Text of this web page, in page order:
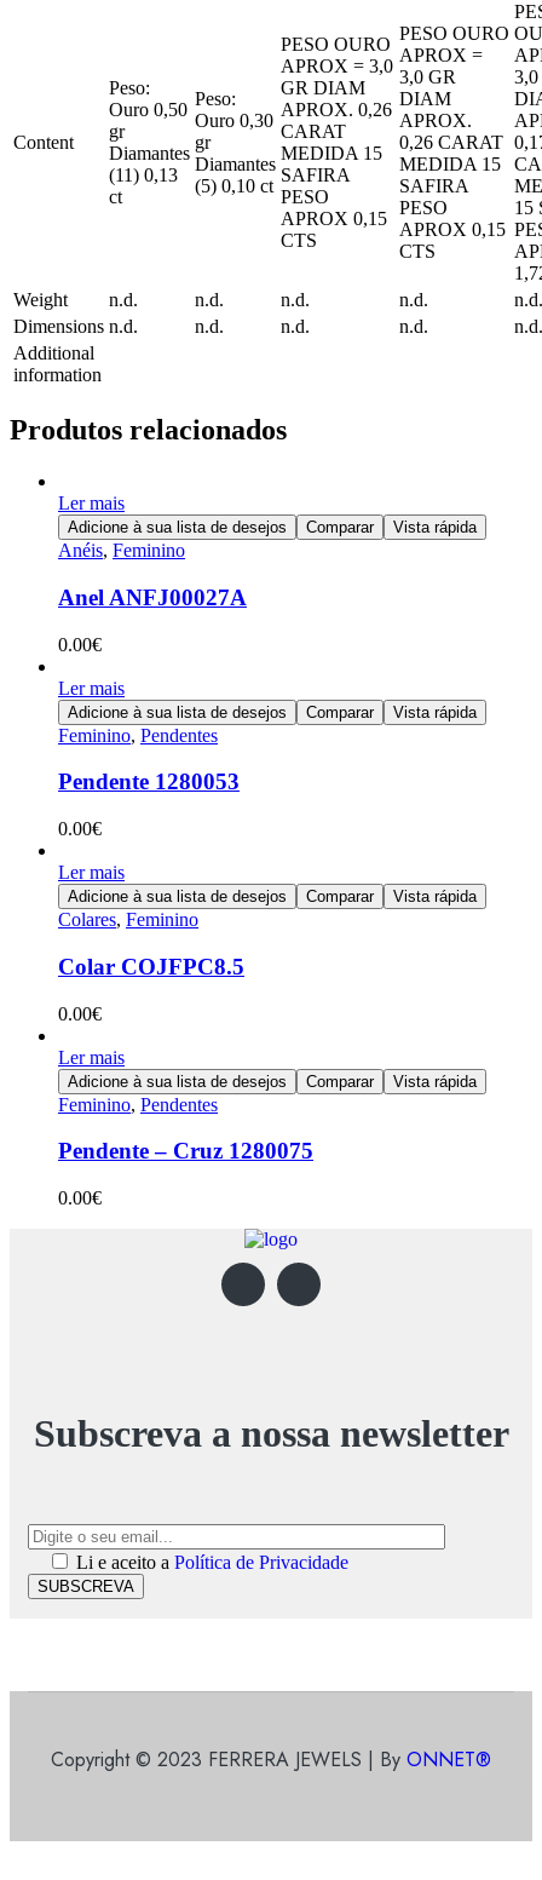
Content
Peso:
Ouro 0,50
gr
Diamantes
(11) 0,13
ct
Peso:
Ouro 0,30
gr
Diamantes
(5) 0,10 ct
PESO OURO
APROX = 3,0
GR DIAM
APROX. 0,26
CARAT
MEDIDA 15
SAFIRA
PESO
APROX 0,15
CTS
PESO OURO
APROX =
3,0 GR
DIAM
APROX.
0,26 CARAT
MEDIDA 15
SAFIRA
PESO
APROX 0,15
CTS
15
Weight
n.d. n.d. n.d. n.d.
n.d.
Dimensions n.d. n.d. n.d. n.d.
n.d.
Additional
information
Produtos relacionados
Ler mais
Adicione à sua lista de desejos Comparar Vista rápida
Anéis, Feminino
Anel ANFJ00027A
0.00€
Ler mais
Adicione à sua lista de desejos Comparar Vista rápida
Feminino, Pendentes
Pendente 1280053
0.00€
Ler mais
Adicione à sua lista de desejos Comparar Vista rápida
Colares, Feminino
Colar COJFPC8.5
0.00€
Ler mais
Adicione à sua lista de desejos Comparar Vista rápida
Feminino, Pendentes
Pendente – Cruz 1280075
0.00€
Subscreva a nossa newsletter
Li e aceito a Política de Privacidade
SUBSCREVA
Copyright © 2023 FERRERA JEWELS | By ONNET®